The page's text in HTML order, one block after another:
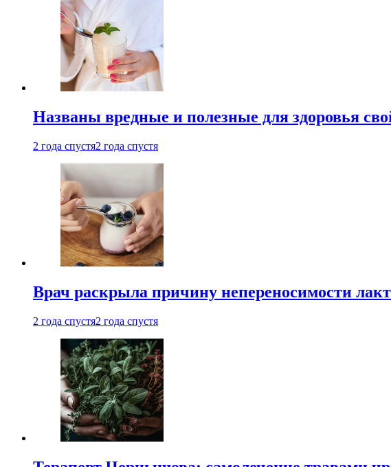
Названы вредные и полезные для здоровья
2 года спустя2 года спустя
Врач раскрыла причину непереносимости
2 года спустя2 года спустя